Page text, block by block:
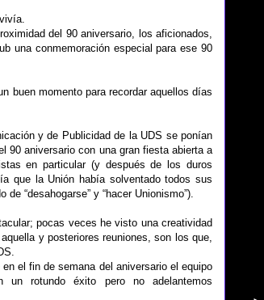
del 90 aniversario, los aficionados,
una conmemoración especial para ese 90
momento para recordar aquellos días
y de Publicidad de la UDS se ponían
90 aniversario con una gran fiesta abierta a
en particular (y después de los duros
que la Unión había solventado todos sus
“desahogarse” y “hacer Unionismo”).
pocas veces he visto una creatividad
y posteriores reuniones, son los que,
el fin de semana del aniversario el equipo
rotundo éxito pero no adelantemos